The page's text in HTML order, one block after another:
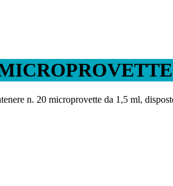
n. 20 microprovette da 1,5 ml,